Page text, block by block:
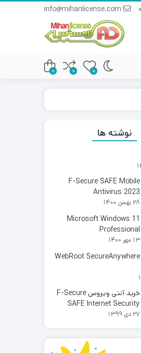
0
0
0
نوشته ها
F-Secure SAFE Mobile
Antivirus 2023
28 بهمن 1400
Microsoft Windows 11
Professional
13 مهر 1400
WebRoot
خرید آنتی ویروس F-Secure
SAFE Internet Security
2025
27 دی 1399